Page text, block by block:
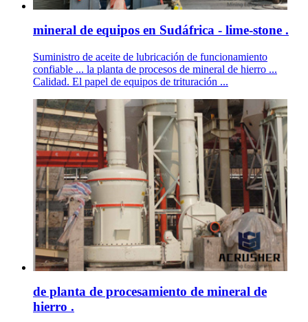
mineral de equipos en Sudáfrica - lime-stone .
Suministro de aceite de lubricación de funcionamiento
confiable ... la planta de procesos de mineral de hierro ...
Calidad. El papel de equipos de trituración ...
de planta de procesamiento de mineral de
hierro .